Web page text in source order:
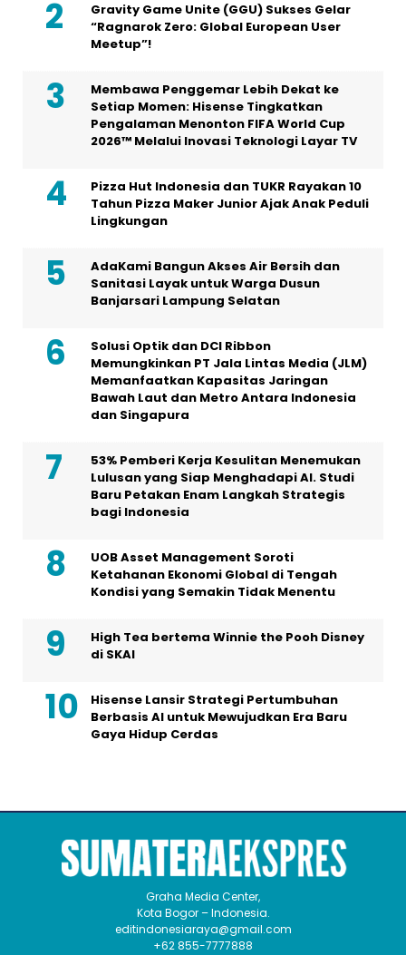
Gravity Game Unite (GGU) Sukses Gelar
“Ragnarok Zero: Global European User
Meetup”!
Membawa Penggemar Lebih Dekat ke
Setiap Momen: Hisense Tingkatkan
Pengalaman Menonton FIFA World Cup
2026™ Melalui Inovasi Teknologi Layar TV
Pizza Hut Indonesia dan TUKR Rayakan 10
Tahun Pizza Maker Junior Ajak Anak Peduli
Lingkungan
AdaKami Bangun Akses Air Bersih dan
Sanitasi Layak untuk Warga Dusun
Banjarsari Lampung Selatan
Solusi Optik dan DCI Ribbon
Memungkinkan PT Jala Lintas Media (JLM)
Memanfaatkan Kapasitas Jaringan
Bawah Laut dan Metro Antara Indonesia
dan Singapura
53% Pemberi Kerja Kesulitan Menemukan
Lulusan yang Siap Menghadapi AI. Studi
Baru Petakan Enam Langkah Strategis
bagi Indonesia
UOB Asset Management Soroti
Ketahanan Ekonomi Global di Tengah
Kondisi yang Semakin Tidak Menentu
High Tea bertema Winnie the Pooh Disney
di SKAI
Hisense Lansir Strategi Pertumbuhan
Berbasis AI untuk Mewujudkan Era Baru
Gaya Hidup Cerdas
Graha Media Center,
Kota Bogor – Indonesia.
editindonesiaraya@gmail.com
+62 855-7777888